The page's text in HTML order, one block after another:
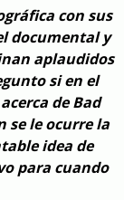
con sus
documental y
aplaudidos
si en el
de Bad
se le ocurre la
idea de
para cuando